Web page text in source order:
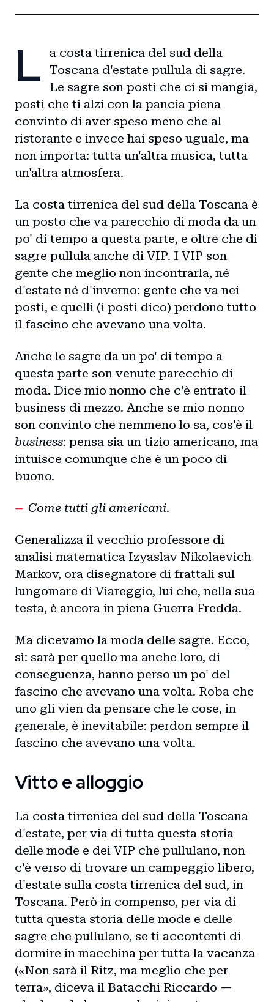
L
a costa tirrenica del sud della
Toscana d'estate pullula di sagre.
Le sagre son posti che ci si mangia,
posti che ti alzi con la pancia piena
convinto di aver speso meno che al
ristorante e invece hai speso uguale, ma
non importa: tutta un'altra musica, tutta
un'altra atmosfera.
La costa tirrenica del sud della Toscana è
un posto che va parecchio di moda da un
po' di tempo a questa parte, e oltre che di
sagre pullula anche di VIP. I VIP son
gente che meglio non incontrarla, né
d'estate né d'inverno: gente che va nei
posti, e quelli (i posti dico) perdono tutto
il fascino che avevano una volta.
Anche le sagre da un po' di tempo a
questa parte son venute parecchio di
moda. Dice mio nonno che c'è entrato il
business di mezzo. Anche se mio nonno
son convinto che nemmeno lo sa, cos'è il
business: pensa sia un tizio americano, ma
intuisce comunque che è un poco di
buono.
Come tutti gli americani.
Generalizza il vecchio professore di
analisi matematica Izyaslav Nikolaevich
Markov, ora disegnatore di frattali sul
lungomare di Viareggio, lui che, nella sua
testa, è ancora in piena Guerra Fredda.
Ma dicevamo la moda delle sagre. Ecco,
sì: sarà per quello ma anche loro, di
conseguenza, hanno perso un po' del
fascino che avevano una volta. Roba che
uno gli vien da pensare che le cose, in
generale, è inevitabile: perdon sempre il
fascino che avevano una volta.
Vitto e alloggio
La costa tirrenica del sud della Toscana
d'estate, per via di tutta questa storia
delle mode e dei VIP che pullulano, non
c'è verso di trovare un campeggio libero,
d'estate sulla costa tirrenica del sud, in
Toscana. Però in compenso, per via di
tutta questa storia delle mode e delle
sagre che pullulano, se ti accontenti di
dormire in macchina per tutta la vacanza
(«Non sarà il Ritz, ma meglio che per
terra», diceva il Batacchi Riccardo —